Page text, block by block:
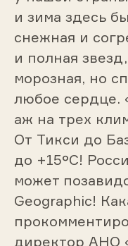
и зима здесь
снежная и
и полная
морозная, но
любое сердце.
аж на трех
От Тикси до
до +15°C!
может
Geographic!
директор АНО